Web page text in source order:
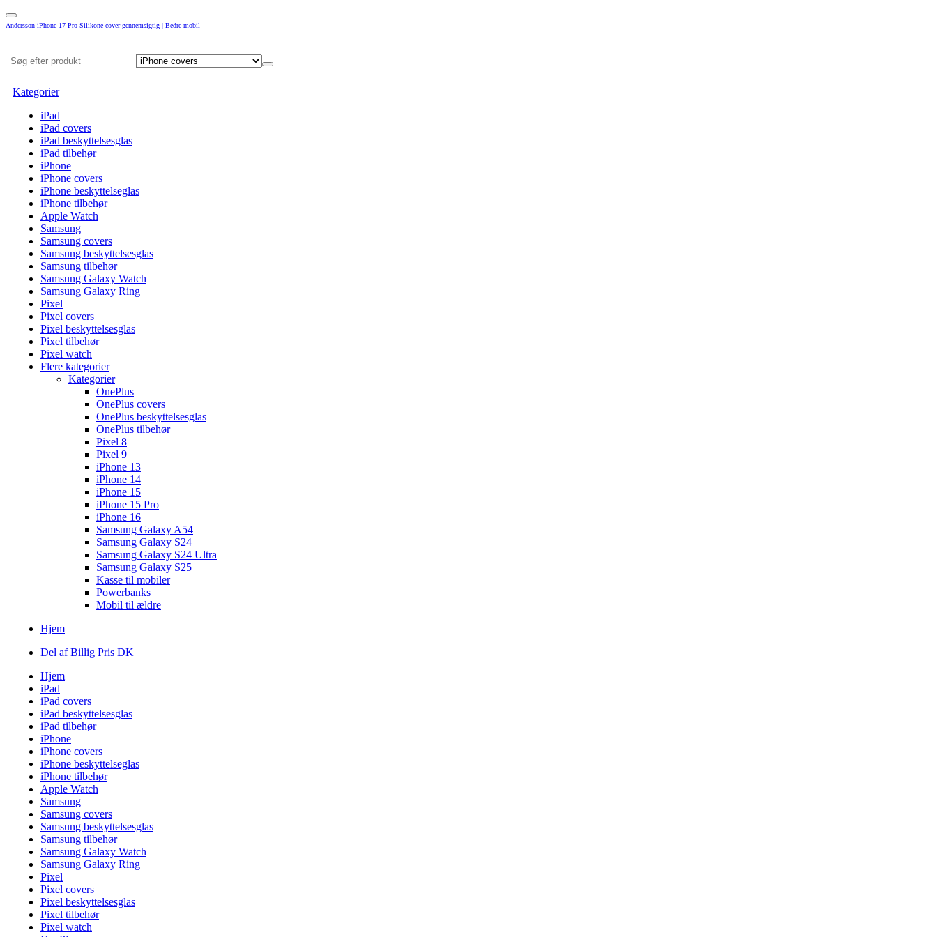
Andersson iPhone 17 Pro Silikone cover gennemsigtig | Bedre mobil
Kategorier
iPad
iPad covers
iPad beskyttelsesglas
iPad tilbehør
iPhone
iPhone covers
iPhone beskyttelseglas
iPhone tilbehør
Apple Watch
Samsung
Samsung covers
Samsung beskyttelsesglas
Samsung tilbehør
Samsung Galaxy Watch
Samsung Galaxy Ring
Pixel
Pixel covers
Pixel beskyttelsesglas
Pixel tilbehør
Pixel watch
Flere kategorier
Kategorier
OnePlus
OnePlus covers
OnePlus beskyttelsesglas
OnePlus tilbehør
Pixel 8
Pixel 9
iPhone 13
iPhone 14
iPhone 15
iPhone 15 Pro
iPhone 16
Samsung Galaxy A54
Samsung Galaxy S24
Samsung Galaxy S24 Ultra
Samsung Galaxy S25
Kasse til mobiler
Powerbanks
Mobil til ældre
Hjem
Del af Billig Pris DK
Hjem
iPad
iPad covers
iPad beskyttelsesglas
iPad tilbehør
iPhone
iPhone covers
iPhone beskyttelseglas
iPhone tilbehør
Apple Watch
Samsung
Samsung covers
Samsung beskyttelsesglas
Samsung tilbehør
Samsung Galaxy Watch
Samsung Galaxy Ring
Pixel
Pixel covers
Pixel beskyttelsesglas
Pixel tilbehør
Pixel watch